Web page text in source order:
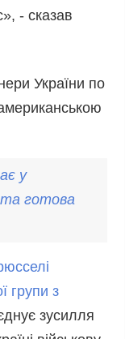
- сказав
України по
у
та готова
групи з
зусилля